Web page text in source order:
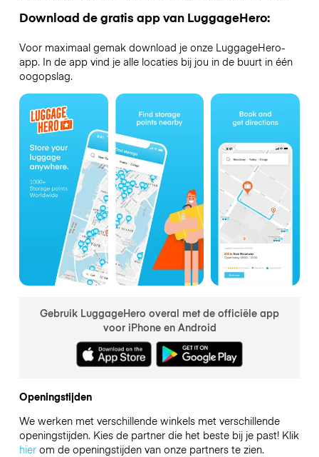
Download de gratis app van LuggageHero:
Voor maximaal gemak download je onze LuggageHero-
app. In de app vind je alle locaties bij jou in de buurt in één
oogopslag.
Gebruik LuggageHero overal met de officiële app
voor iPhone en Android
Openingstijden
We werken met verschillende winkels met verschillende
openingstijden. Kies de partner die het beste bij je past! Klik
hierom de openingstijden van onze partners te zien.